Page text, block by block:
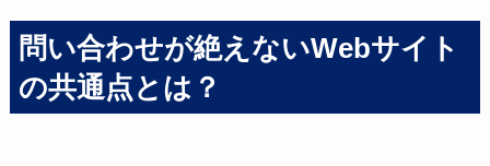
問い合わせが絶えないWebサイト
の共通点とは？